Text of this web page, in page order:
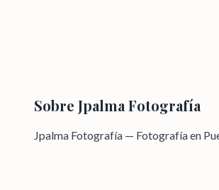
Sobre Jpalma Fotografía
Jpalma Fotografía — Fotografía en